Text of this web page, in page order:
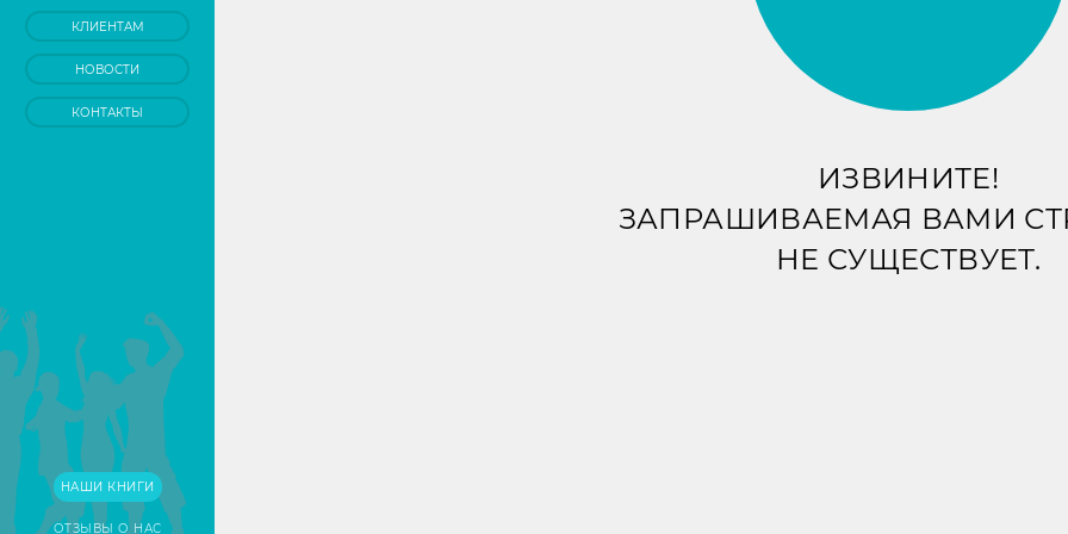
КЛИЕНТАМ
НОВОСТИ
КОНТАКТЫ
НАШИ КНИГИ
ОТЗЫВЫ О НАС
ИЗВИНИТЕ!
ЗАПРАШИВАЕМАЯ ВАМИ
НЕ СУЩЕСТВУЕТ.